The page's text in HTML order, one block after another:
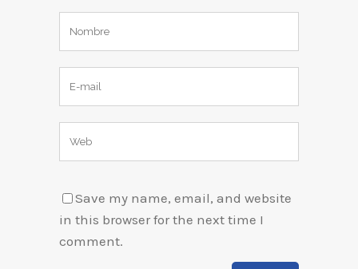
Save my name, email, and website
in this browser for the next time I
comment.